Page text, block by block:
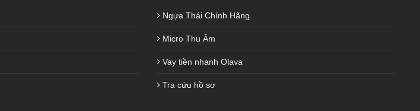
Ngựa Thái Chính Hãng
Micro Thu Âm
Vay tiền nhanh Olava
Tra cứu hồ sơ